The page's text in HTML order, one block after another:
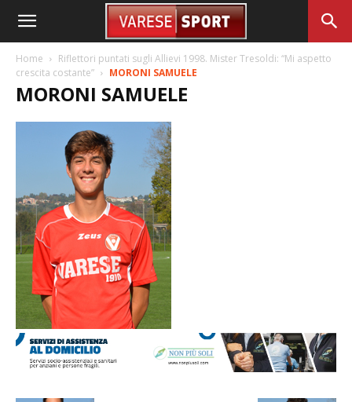
Home
Riflettori puntati sugli Allievi 1998. Mister Tresoldi: “Mi aspetto
crescita costante”
MORONI SAMUELE
MORONI SAMUELE